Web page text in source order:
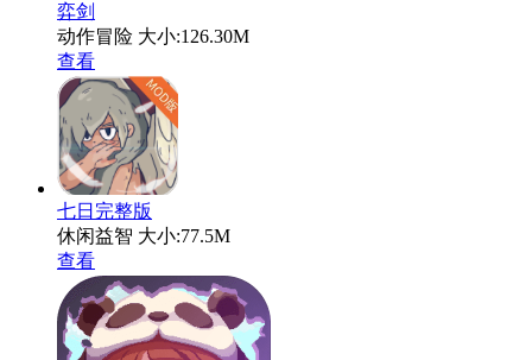
弈剑
动作冒险 大小:126.30M
查看
七日完整版
休闲益智 大小:77.5M
查看